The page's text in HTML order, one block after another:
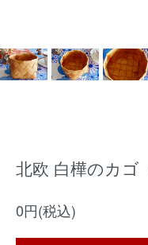
北欧 白樺のカゴ
0円(税込)